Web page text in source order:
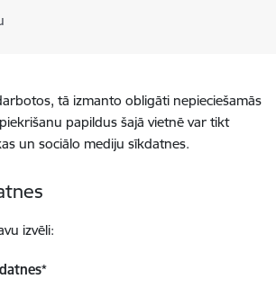
tā izmanto obligāti nepieciešamās
papildus šajā vietnē var tikt
un sociālo mediju sīkdatnes.
izvēli:
*